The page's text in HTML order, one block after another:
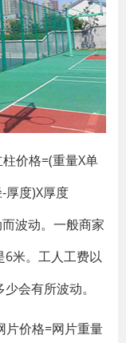
价格=(重量X单
厚度)X厚度
波动。一般商家
米。工人工费以
会有所波动。
片价格=网片重量